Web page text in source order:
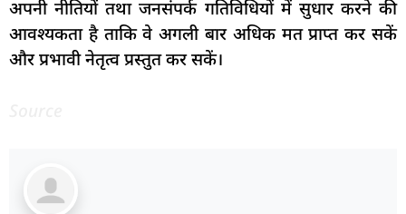
अपनी नीतियों तथा जनसंपर्क गतिविधियों में सुधार करने की
आवश्यकता है ताकि वे अगली बार अधिक मत प्राप्त कर सकें
और प्रभावी नेतृत्व प्रस्तुत कर सकें।